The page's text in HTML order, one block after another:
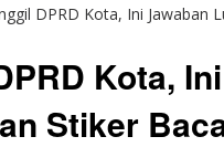
DPRD Kota, Ini Jawaban
Kota,
Stiker